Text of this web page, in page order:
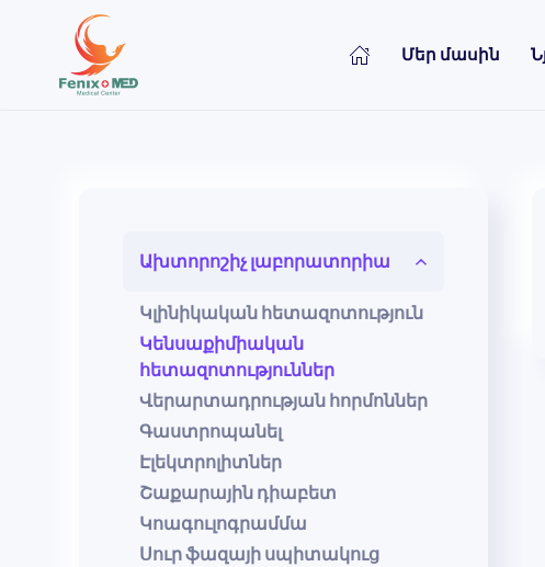
Skip to main content Մեր մասին
Ախտորոշիչ լաբորատորիա
Կլինիկական հետազոտություն
Կենսաքիմիական
հետազոտություններ
Վերարտադրության հորմոններ
Գաստրոպանել
Էլեկտրոլիտներ
Շաքարային դիաբետ
Կոագուլոգրամմա
Սուր ֆազայի սպիտակուց